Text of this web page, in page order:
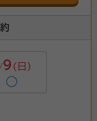
9 (日)
◯